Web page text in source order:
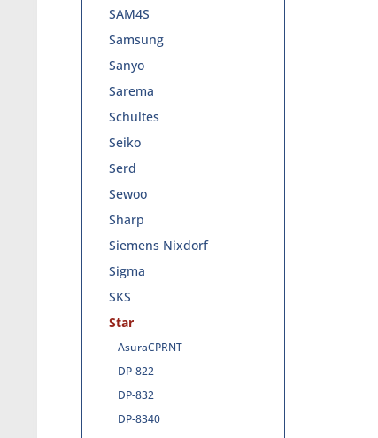
SAM4S
Samsung
Sanyo
Sarema
Schultes
Seiko
Serd
Sewoo
Sharp
Siemens Nixdorf
Sigma
SKS
Star
AsuraCPRNT
DP-822
DP-832
DP-8340